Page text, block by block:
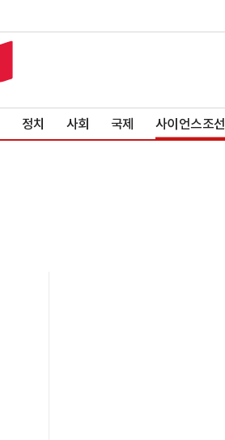
정치 사회 국제 사이언스조선